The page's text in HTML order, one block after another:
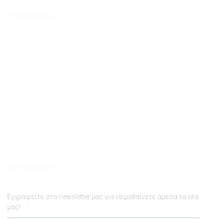
Εγγραφείτε στο newsletter μας για να μαθαίνετε άμεσα τα νέα
μας!